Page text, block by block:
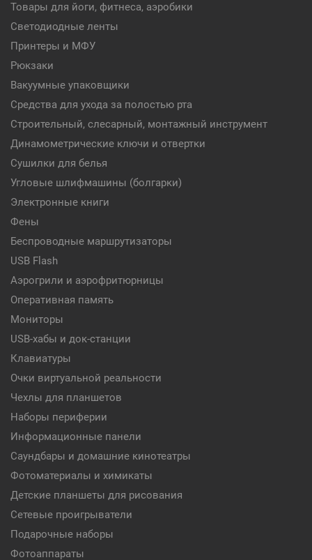
Товары для йоги, фитнеса, аэробики
Светодиодные ленты
Принтеры и МФУ
Рюкзаки
Вакуумные упаковщики
Средства для ухода за полостью рта
Строительный, слесарный, монтажный инструмент
Динамометрические ключи и отвертки
Сушилки для белья
Угловые шлифмашины (болгарки)
Электронные книги
Фены
Беспроводные маршрутизаторы
USB Flash
Аэрогрили и аэрофритюрницы
Оперативная память
Мониторы
USB-хабы и док-станции
Клавиатуры
Очки виртуальной реальности
Чехлы для планшетов
Наборы периферии
Информационные панели
Саундбары и домашние кинотеатры
Фотоматериалы и химикаты
Детские планшеты для рисования
Сетевые проигрыватели
Подарочные наборы
Фотоаппараты